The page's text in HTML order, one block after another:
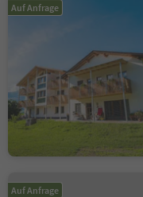
Auf Anfrage
Auf Anfrage